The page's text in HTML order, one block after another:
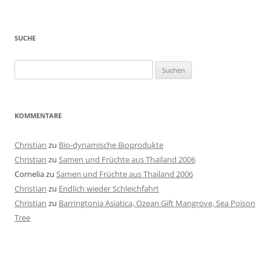
SUCHE
nach:
KOMMENTARE
Christian zu Bio-dynamische Bioprodukte
Christian zu Samen und Früchte aus Thailand 2006
Corneliazu Samen und Früchte aus Thailand 2006
Christian zu Endlich wieder Schleichfahrt
Christian zu Barringtonia Asiatica, Ozean Gift Mangrove, Sea Poison
Tree